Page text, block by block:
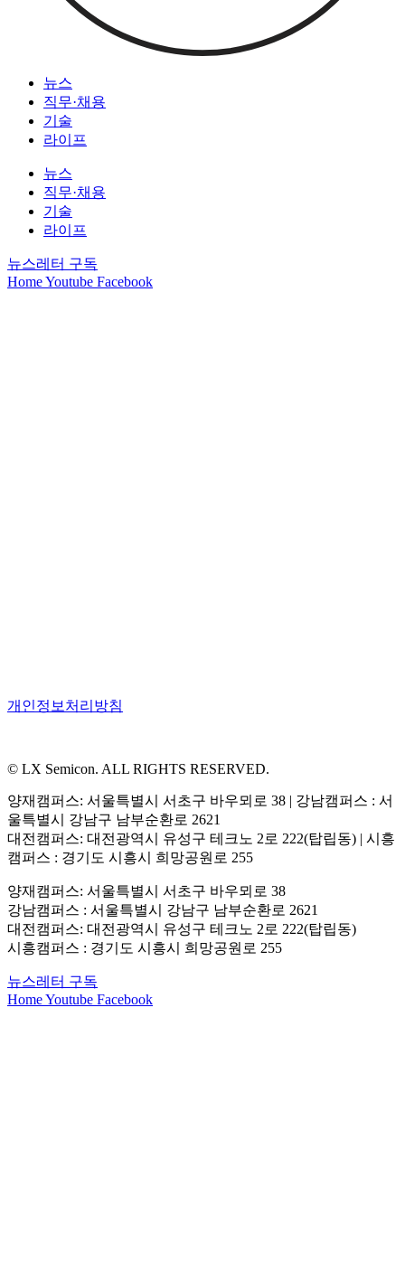
뉴스
직무·채용
기술
라이프
뉴스
직무·채용
기술
라이프
뉴스레터 구독
HomeYoutube Facebook
개인정보처리방침
© LX Semicon. ALL RIGHTS RESERVED.
양재캠퍼스: 서울특별시 서초구 바우뫼로 38 | 강남캠퍼스 : 서
울특별시 강남구 남부순환로 2621
대전캠퍼스: 대전광역시 유성구 테크노 2로 222(탑립동) | 시흥
캠퍼스 : 경기도 시흥시 희망공원로 255
양재캠퍼스: 서울특별시 서초구 바우뫼로 38
강남캠퍼스 : 서울특별시 강남구 남부순환로 2621
대전캠퍼스: 대전광역시 유성구 테크노 2로 222(탑립동)
시흥캠퍼스 : 경기도 시흥시 희망공원로 255
뉴스레터 구독
HomeYoutube Facebook